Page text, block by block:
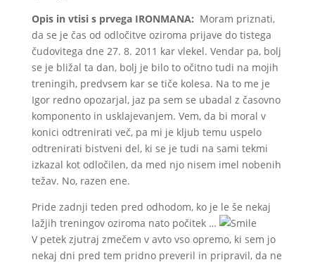
Opis in vtisi s prvega IRONMANA: Moram priznati,
da se je čas od odločitve oziroma prijave do tistega
čudovitega dne 27. 8. 2011 kar vlekel. Vendar pa, bolj
se je bližal ta dan, bolj je bilo to očitno tudi na mojih
treningih, predvsem kar se tiče kolesa. Na to me je
Igor redno opozarjal, jaz pa sem se ubadal z časovno
komponento in usklajevanjem. Vem, da bi moral v
konici odtrenirati več, pa mi je kljub temu uspelo
odtrenirati bistveni del, ki se je tudi na sami tekmi
izkazal kot odločilen, da med njo nisem imel nobenih
težav. No, razen ene.
Pride zadnji teden pred odhodom, ko je le še nekaj
lažjih treningov oziroma nato počitek …
V petek zjutraj zmečem v avto vso opremo, ki sem jo
nekaj dni pred tem pridno preveril in pripravil, da ne